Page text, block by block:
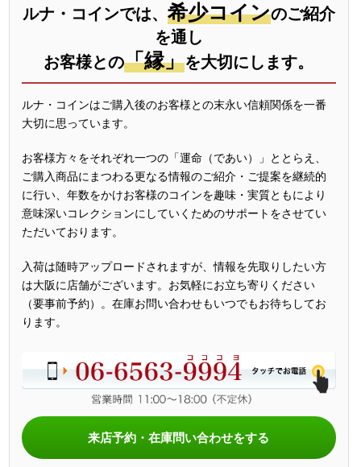
ルナ・コインでは、 希少コインのご紹介
を通し
お客様との「縁」を大切にします。
ルナ・コインはご購入後のお客様との末永い信頼関係を一番
大切に思っています。
お客様方々をそれぞれ一つの「運命（であい）」ととらえ、
ご購入商品にまつわる更なる情報のご紹介・ご提案を継続的
に行い、年数をかけお客様のコインを趣味・実質ともにより
意味深いコレクションにしていくためのサポートをさせてい
ただいております。
入荷は随時アップロードされますが、情報を先取りしたい方
は大阪に店舗がございます。お気軽にお立ち寄りください
（要事前予約）。在庫お問い合わせもいつでもお待ちしてお
ります。
来店予約・在庫問い合わせをする